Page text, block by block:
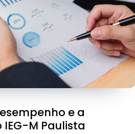
e a
M Paulista